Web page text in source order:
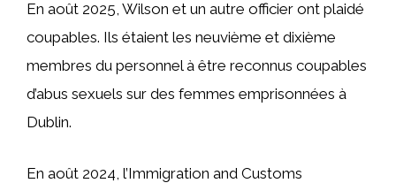
En août 2025, Wilson et un autre officier ont plaidé
coupables. Ils étaient les neuvième et dixième
membres du personnel à être reconnus coupables
d’abus sexuels sur des femmes emprisonnées à
Dublin.
En août 2024, l’Immigration and Customs